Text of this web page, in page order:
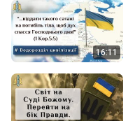
16:11